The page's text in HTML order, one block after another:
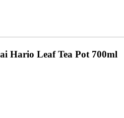
Hario Leaf Tea Pot 700ml